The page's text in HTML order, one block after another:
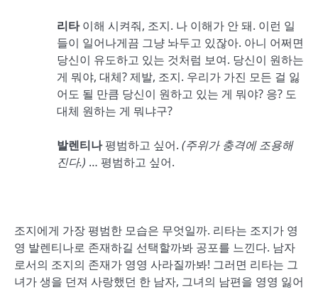
리타이해 시켜줘, 조지. 나 이해가 안 돼. 이런 일
들이 일어나게끔 그냥 놔두고 있잖아. 아니 어쩌면
당신이 유도하고 있는 것처럼 보여. 당신이 원하는
게 뭐야, 대체? 제발, 조지. 우리가 가진 모든 걸 잃
어도 될 만큼 당신이 원하고 있는 게 뭐야? 응? 도
대체 원하는 게 뭐냐구?
발렌티나평범하고 싶어. (주위가 충격에 조용해
진다.) … 평범하고 싶어.
조지에게 가장 평범한 모습은 무엇일까. 리타는 조지가 영
영 발렌티나로 존재하길 선택할까봐 공포를 느낀다. 남자
로서의 조지의 존재가 영영 사라질까봐! 그러면 리타는 그
녀가 생을 던져 사랑했던 한 남자, 그녀의 남편을 영영 잃어